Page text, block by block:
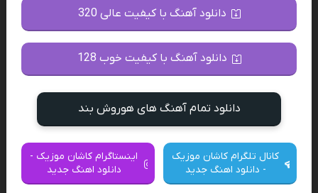
دانلود آهنگ با کیفیت عالی 320
دانلود آهنگ با کیفیت خوب 128
دانلود تمام آهنگ های هوروش بند
کانال تلگرام کاشان موزیک
- دانلود اهنگ جدید
اینستاگرام کاشان موزیک -
دانلود اهنگ جدید